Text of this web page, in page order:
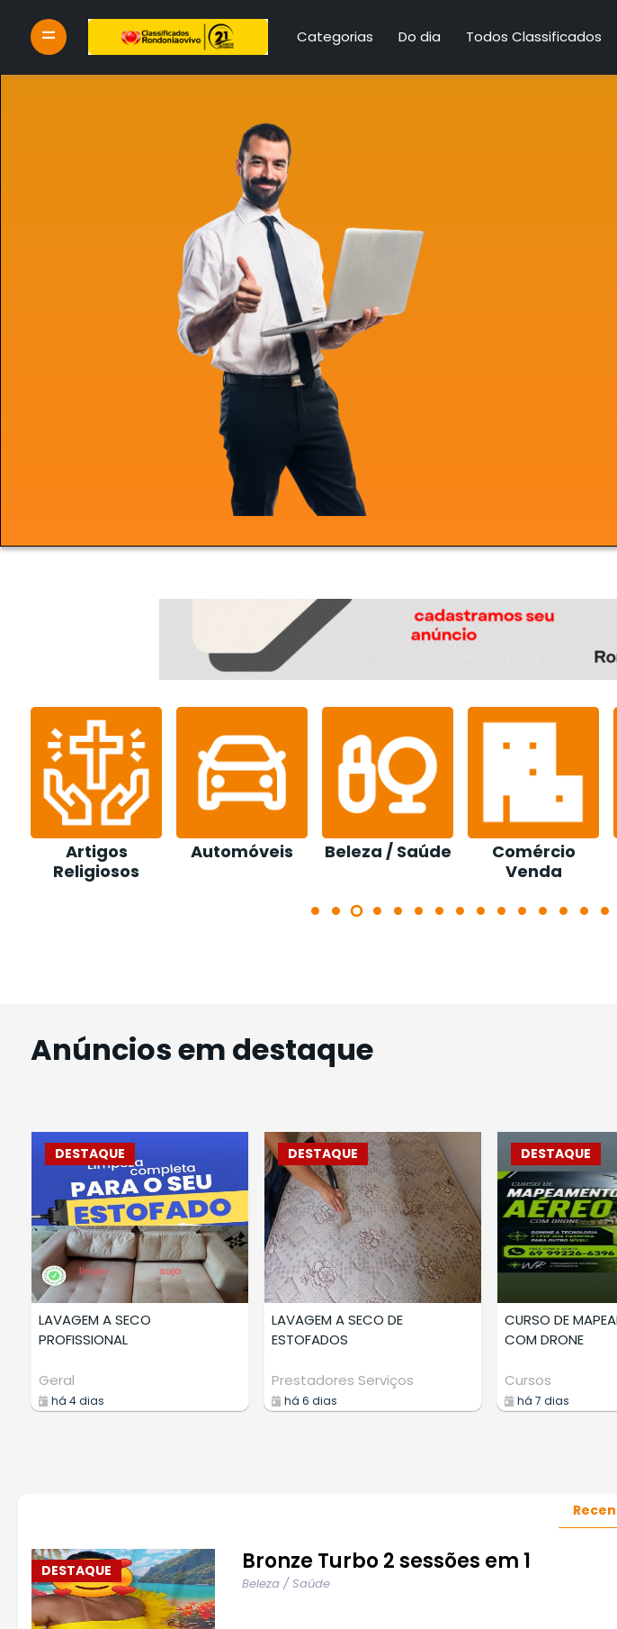
Categorias Do dia Todos Classificados
Artigos
Religiosos
Automóveis Beleza / Saúde
Comércio
Venda
Anúncios em destaque
DESTAQUE
LAVAGEM A SECO
PROFISSIONAL
Geral
há 4 dias
DESTAQUE
LAVAGEM A SECO DE
ESTOFADOS
Prestadores Serviços
há 6 dias
DESTAQUE
CURSO DE
COM DRONE
Cursos
há 7 dias
DESTAQUE Bronze Turbo 2 sessões em 1
Beleza / Saúde